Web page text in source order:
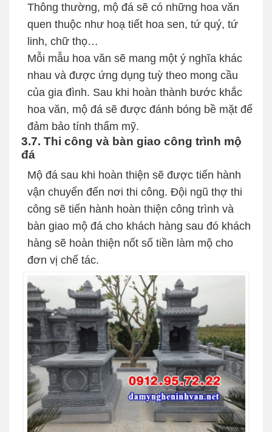
Thông thường, mộ đá sẽ có những hoa văn
quen thuộc như hoạ tiết hoa sen, tứ quý, tứ
linh, chữ thọ…
Mỗi mẫu hoa văn sẽ mang một ý nghĩa khác
nhau và được ứng dụng tuỳ theo mong cầu
của gia đình. Sau khi hoàn thành bước khắc
hoa văn, mộ đá sẽ được đánh bóng bề mặt để
đảm bảo tính thẩm mỹ.
3.7. Thi công và bàn giao công trình mộ
đá
Mộ đá sau khi hoàn thiện sẽ được tiến hành
vận chuyển đến nơi thi công. Đội ngũ thợ thi
công sẽ tiến hành hoàn thiện công trình và
bàn giao mộ đá cho khách hàng sau đó khách
hàng sẽ hoàn thiện nốt số tiền làm mộ cho
đơn vị chế tác.